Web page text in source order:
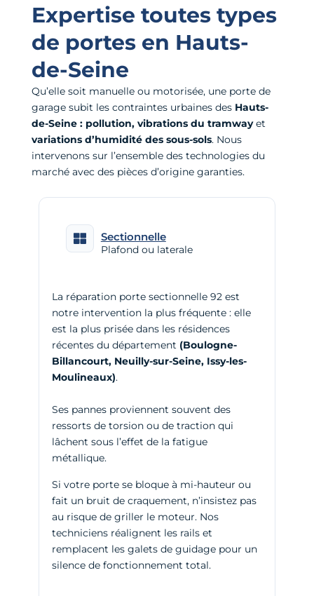
Expertise toutes types
de portes en Hauts-
de-Seine
Qu’elle soit manuelle ou motorisée, une porte de
garage subit les contraintes urbaines des Hauts-
de-Seine : pollution, vibrations du tramwayet
variations d’humidité des sous-sols. Nous
intervenons sur l’ensemble des technologies du
marché avec des pièces d’origine garanties.
Sectionnelle
Plafond ou laterale
La réparation porte sectionnelle 92 est
notre intervention la plus fréquente : elle
est la plus prisée dans les résidences
récentes du département (Boulogne-
Billancourt, Neuilly-sur-Seine, Issy-les-
Moulineaux).
Ses pannes proviennent souvent des
ressorts de torsion ou de traction qui
lâchent sous l’effet de la fatigue
métallique.
Si votre porte se bloque à mi-hauteur ou
fait un bruit de craquement, n’insistez pas
au risque de griller le moteur. Nos
techniciens réalignent les rails et
remplacent les galets de guidage pour un
silence de fonctionnement total.